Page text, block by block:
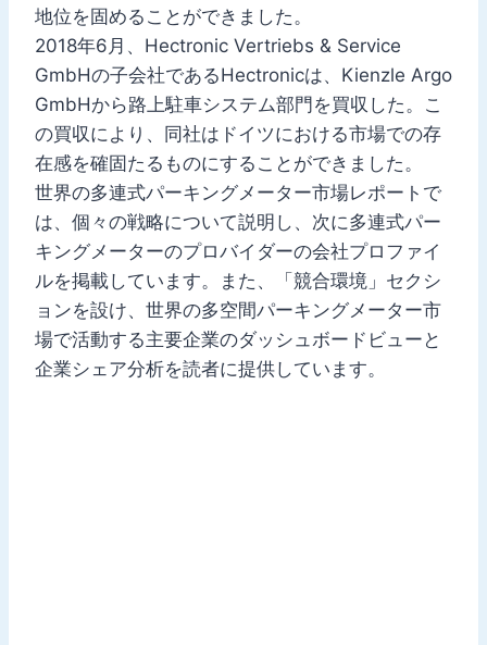
地位を固めることができました。
2018年6月、Hectronic Vertriebs & Service
GmbHの子会社であるHectronicは、Kienzle Argo
GmbHから路上駐車システム部門を買収した。こ
の買収により、同社はドイツにおける市場での存
在感を確固たるものにすることができました。
世界の多連式パーキングメーター市場レポートで
は、個々の戦略について説明し、次に多連式パー
キングメーターのプロバイダーの会社プロファイ
ルを掲載しています。また、「競合環境」セクシ
ョンを設け、世界の多空間パーキングメーター市
場で活動する主要企業のダッシュボードビューと
企業シェア分析を読者に提供しています。